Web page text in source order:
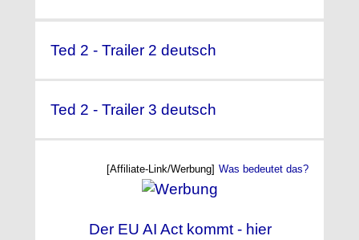
Ted 2 - Trailer 2 deutsch
Ted 2 - Trailer 3 deutsch
[Affiliate-Link/Werbung] Was bedeutet das?
Der EU AI Act kommt - hier